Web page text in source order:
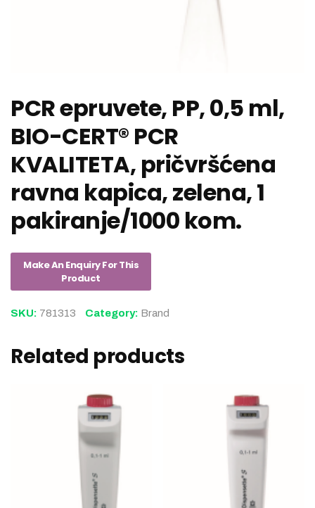
PCR epruvete, PP, 0,5 ml,
BIO-CERT® PCR
KVALITETA, pričvršćena
ravna kapica, zelena, 1
pakiranje/1000 kom.
SKU: 781313 Category: Brand
Related products